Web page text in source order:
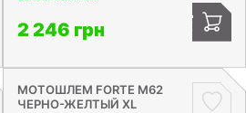
2 246 грн
МОТОШЛЕМ FORTE М62
ЧЕРНО-ЖЕЛТЫЙ XL